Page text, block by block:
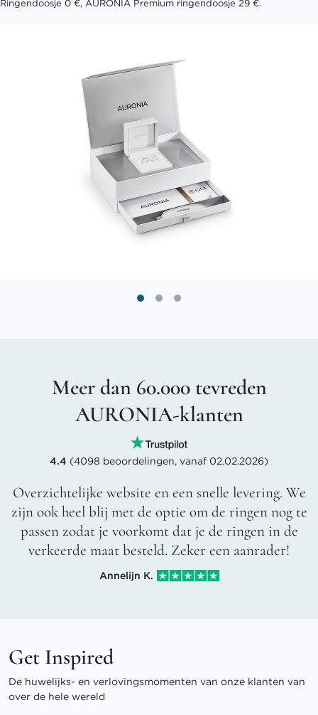
Ringendoosje 0 €, AURONIA Premium ringendoosje 29 €.
Meer dan 60.000 tevreden
AURONIA-klanten
4.4 (4098 beoordelingen, vanaf 02.02.2026)
Overzichtelijke website en een snelle levering. We
zijn ook heel blij met de optie om de ringen nog te
passen zodat je voorkomt dat je de ringen in de
verkeerde maat besteld. Zeker een aanrader!
Annelijn K.
Get Inspired
De huwelijks- en verlovingsmomenten van onze klanten van
over de hele wereld